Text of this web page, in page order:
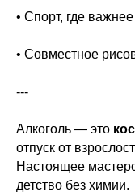
• Спорт, где
• Совместное
---
Алкоголь — это
отпуск от
Настоящее
детство без химии.